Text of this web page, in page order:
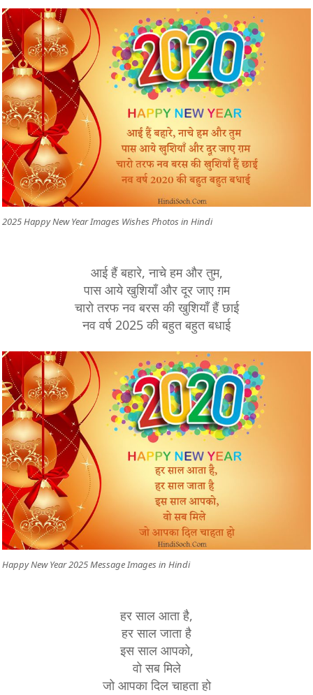
2025 Happy New Year Images Wishes Photos in Hindi
आई हैं बहारे, नाचे हम और तुम,
पास आये खुशियाँ और दूर जाए ग़म
चारो तरफ नव बरस की खुशियाँ हैं छाई
नव वर्ष 2025 की बहुत बहुत बधाई
Happy New Year 2025 Message Images in Hindi
हर साल आता है,
हर साल जाता है
इस साल आपको,
वो सब मिले
जो आपका दिल चाहता हो